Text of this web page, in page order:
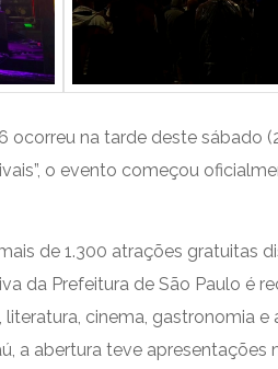
ocorreu na tarde deste sábado
o evento começou
de 1.300 atrações gratuitas
da Prefeitura de São Paulo é
cinema, gastronomia
a abertura teve